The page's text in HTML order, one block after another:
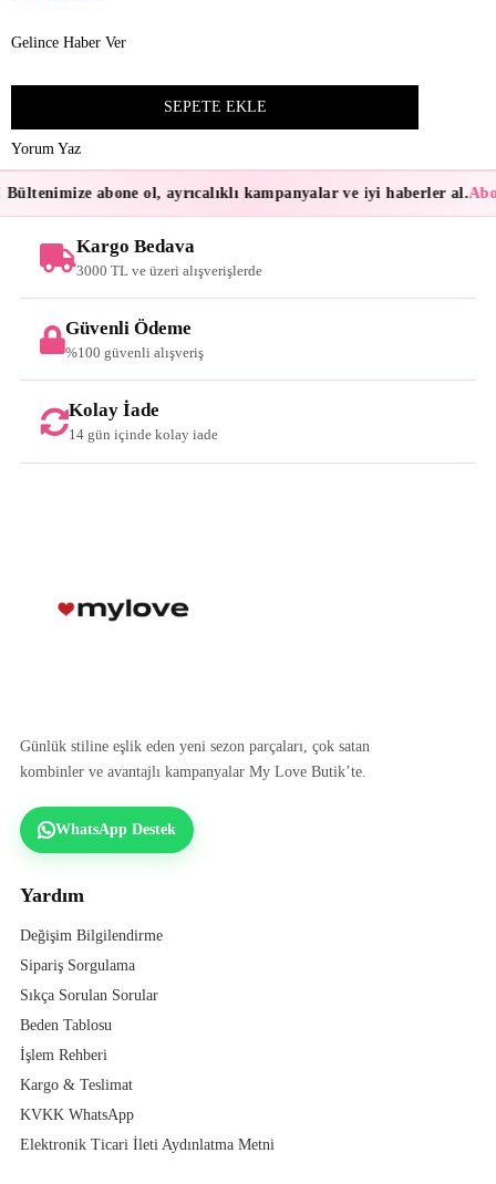
Gelince Haber Ver
Yorum Yaz
abone ol, ayrıcalıklı kampanyalar ve iyi haberler al.
Kargo Bedava
3000 TL ve üzeri alışverişlerde
Güvenli Ödeme
%100 güvenli alışveriş
Kolay İade
14 gün içinde kolay iade
Günlük stiline eşlik eden yeni sezon parçaları, çok satan
kombinler ve avantajlı kampanyalar My Love Butik’te.
WhatsApp Destek
Yardım
Değişim Bilgilendirme
Sipariş Sorgulama
Sıkça Sorulan Sorular
Beden Tablosu
İşlem Rehberi
Kargo & Teslimat
KVKK WhatsApp
Elektronik Ticari İleti Aydınlatma Metni